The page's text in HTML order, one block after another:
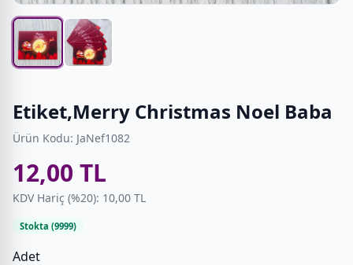
Etiket,Merry Christmas Noel Baba
Ürün Kodu: JaNef1082
12,00 TL
KDV Hariç (%20): 10,00 TL
Stokta (9999)
Adet